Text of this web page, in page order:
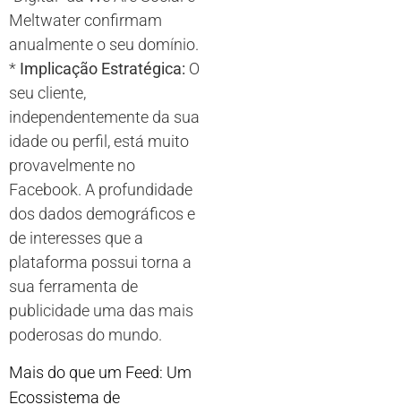
Meltwater confirmam
anualmente o seu domínio.
* Implicação Estratégica: O
seu cliente,
independentemente da sua
idade ou perfil, está muito
provavelmente no
Facebook. A profundidade
dos dados demográficos e
de interesses que a
plataforma possui torna a
sua ferramenta de
publicidade uma das mais
poderosas do mundo.
Mais do que um Feed: Um
Ecossistema de